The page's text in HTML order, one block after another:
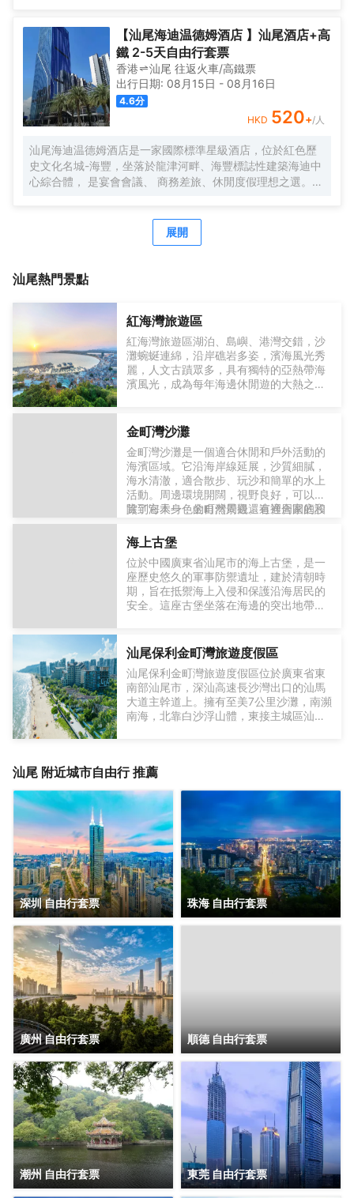
【汕尾海迪温德姆酒店 】汕尾酒店+高
鐵 2-5天自由行套票
香港 汕尾 往返火車/高鐵票
出行日期: 08月15日 - 08月16日
4.6分
HKD 520+/人
汕尾海迪温德姆酒店是一家國際標準星級酒店，位於紅色歷
史文化名城-海豐，坐落於龍津河畔、海豐標誌性建築海迪中
心綜合體， 是宴會會議、 商務差旅、休閒度假理想之選。
展開
汕尾熱門景點
紅海灣旅遊區
紅海灣旅遊區湖泊、島嶼、港灣交錯，沙
灘蜿蜒連綿，沿岸礁岩多姿，濱海風光秀
麗，人文古蹟眾多，具有獨特的亞熱帶海
濱風光，成為每年海邊休閒遊的大熱之
輕柔，勻淨得好像是經大自然的神手精心
篩選過似的。再走近些，純淨而透明的海
水一卷一卷地漫上沙灘，雪白浪花緊隨著
潮頭，奔湧而來，又化成飛沫。
金町灣沙灘
金町灣沙灘是一個適合休閒和戶外活動的
海濱區域。它沿海岸線延展，沙質細膩，
海水清澈，適合散步、玩沙和簡單的水上
活動。周邊環境開闊，視野良好，可以欣
賞到海天一色的自然景觀。這裡周圍的設
動，同時享受寧靜的海濱氛圍。
除了它本身，金町灣周邊還有適合家庭和
飲和飲品店，提供簡單的用餐和補給選
擇。遊客可以在這裡進行日光浴、海邊散
步或者拍攝海景照片，也可以欣賞海邊的
日出與日落。無論是短暫的休閒遊玩，還
是輕鬆的海濱活動，這裡都能為遊客提供
接近自然的體驗，同時保持便利和舒適的
海上古堡
位於中國廣東省汕尾市的海上古堡，是一
座歷史悠久的軍事防禦遺址，建於清朝時
期，旨在抵禦海上入侵和保護沿海居民的
安全。這座古堡坐落在海邊的突出地帶，
素，採用堅固的石材建造，牆體厚實，設
有砲台、瞭望塔和士兵駐紮的營房。這些
設施體現了當時先進的軍事防禦理念和工
程技術。如今，這裡已被改造為網紅打卡
點 「古堡咖啡」。遊客可以在這裡一邊品
嚐咖啡，一邊欣賞海景。古堡周圍環繞著
了中世紀。無論是時尚網紅擺 pose，還是
情侶拍攝婚紗照，這裡都是理想之地。它
不僅是汕尾的一張文旅名片，更是遊客感
受濱海風情與歷史韻味的理想去處。
汕尾保利金町灣旅遊度假區
汕尾保利金町灣旅遊度假區位於廣東省東
南部汕尾市，深汕高速長沙灣出口的汕馬
大道主幹道上。擁有至美7公里沙灘，南瀕
南海，北靠白沙浮山體，東接主城區汕尾
希爾頓酒店、國際風情水街、濱海度假
海上遊樂場等旅遊度假設施。
汕尾 附近城市自由行 推薦
深圳 自由行套票 珠海 自由行套票
廣州 自由行套票 順德 自由行套票
潮州 自由行套票 東莞 自由行套票